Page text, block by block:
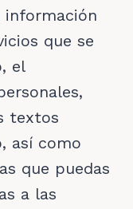
información
que se
el
textos
así como
que puedas
a las